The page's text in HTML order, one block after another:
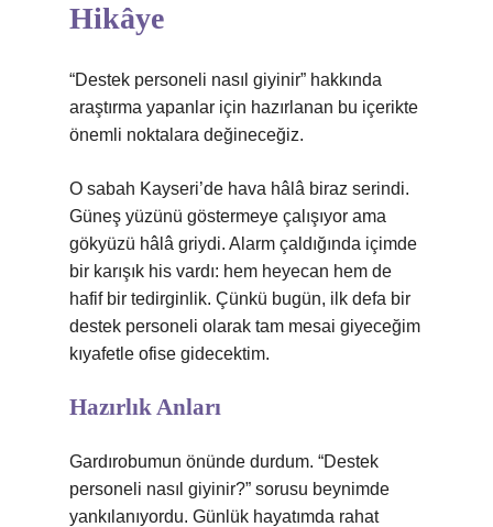
Hikâye
“Destek personeli nasıl giyinir” hakkında
araştırma yapanlar için hazırlanan bu içerikte
önemli noktalara değineceğiz.
O sabah Kayseri’de hava hâlâ biraz serindi.
Güneş yüzünü göstermeye çalışıyor ama
gökyüzü hâlâ griydi. Alarm çaldığında içimde
bir karışık his vardı: hem heyecan hem de
hafif bir tedirginlik. Çünkü bugün, ilk defa bir
destek personeli olarak tam mesai giyeceğim
kıyafetle ofise gidecektim.
Hazırlık Anları
Gardırobumun önünde durdum. “Destek
personeli nasıl giyinir?” sorusu beynimde
yankılanıyordu. Günlük hayatımda rahat